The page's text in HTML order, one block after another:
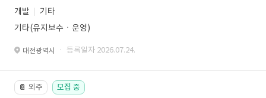
개발
기타
기타(유지보수ㆍ운영)
대전광역시 · 등록일자 2026.07.24.
📔 외주 모집 중